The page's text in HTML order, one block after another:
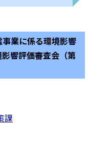
事業に係る環境影響
響評価審査会（第
課